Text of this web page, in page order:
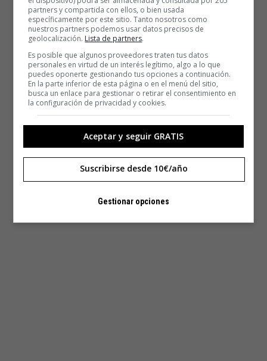
partners y compartida con ellos, o bien usada
específicamente por este sitio. Tanto nosotros como
nuestros partners podemos usar datos precisos de
geolocalización. Lista de partners.
Es posible que algunos proveedores traten tus datos
personales en virtud de un interés legítimo, algo a lo que
puedes oponerte gestionando tus opciones a continuación.
En la parte inferior de esta página o en el menú del sitio,
busca un enlace para gestionar o retirar el consentimiento en
la configuración de privacidad y cookies.
Aceptar y seguir GRATIS
Suscribirse desde 10€/año
Gestionar opciones